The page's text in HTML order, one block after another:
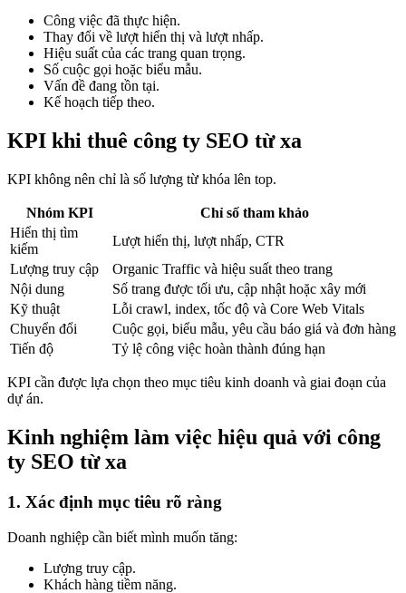
Công việc đã thực hiện.
Thay đổi về lượt hiển thị và lượt nhấp.
Hiệu suất của các trang quan trọng.
Số cuộc gọi hoặc biểu mẫu.
Vấn đề đang tồn tại.
Kế hoạch tiếp theo.
KPI khi thuê công ty SEO từ xa
KPI không nên chỉ là số lượng từ khóa lên top.
Nhóm KPI
Chỉ số tham khảo
Hiển thị tìm
kiếm
Lượt hiển thị, lượt nhấp, CTR
Lượng truy cập
Organic Traffic và hiệu suất theo trang
Nội dung
Số trang được tối ưu, cập nhật hoặc xây mới
Kỹ thuật
Lỗi crawl, index, tốc độ và Core Web Vitals
Chuyển đổi
Cuộc gọi, biểu mẫu, yêu cầu báo giá và đơn hàng
Tiến độ
Tỷ lệ công việc hoàn thành đúng hạn
KPI cần được lựa chọn theo mục tiêu kinh doanh và giai đoạn của
dự án.
Kinh nghiệm làm việc hiệu quả với công
ty SEO từ xa
1. Xác định mục tiêu rõ ràng
Doanh nghiệp cần biết mình muốn tăng:
Lượng truy cập.
Khách hàng tiềm năng.